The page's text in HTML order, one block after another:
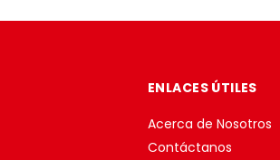
ENLACES ÚTILES
Acerca de Nosotros
Contáctanos